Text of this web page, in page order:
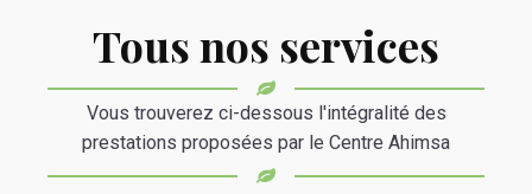
Tous nos services
Vous trouverez ci-dessous l'intégralité des
prestations proposées par le Centre Ahimsa